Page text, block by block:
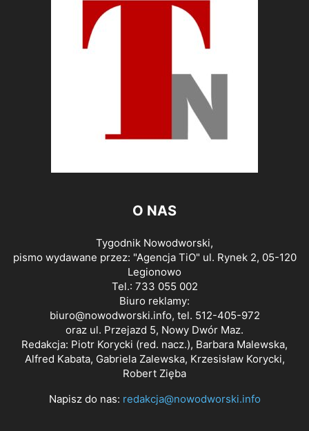
O NAS
Tygodnik Nowodworski,
pismo wydawane przez: "Agencja TiO" ul. Rynek 2, 05-120
Legionowo
Tel.: 733 055 002
Biuro reklamy:
biuro@nowodworski.info, tel. 512-405-972
oraz ul. Przejazd 5, Nowy Dwór Maz.
Redakcja: Piotr Korycki (red. nacz.), Barbara Malewska,
Alfred Kabata, Gabriela Zalewska, Krzesisław Korycki,
Robert Zięba
Napisz do nas: redakcja@nowodworski.info